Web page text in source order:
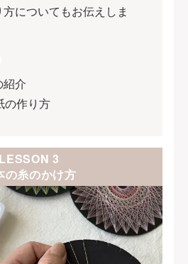
についてもお伝えしま
紹介
の作り方
LESSON 3
の糸のかけ方